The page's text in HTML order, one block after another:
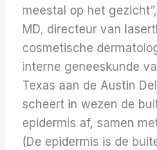
meestal op het
MD, directeur van
cosmetische
interne geneeskunde
Texas aan de Austin
scheert in wezen de
epidermis af, samen
(De epidermis is de